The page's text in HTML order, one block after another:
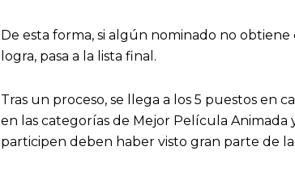
De esta forma, si algún nominado no
logra, pasa a la lista final.
Tras un proceso, se llega a los 5 puestos en
en las categorías de Mejor Película
participen deben haber visto gran parte de la